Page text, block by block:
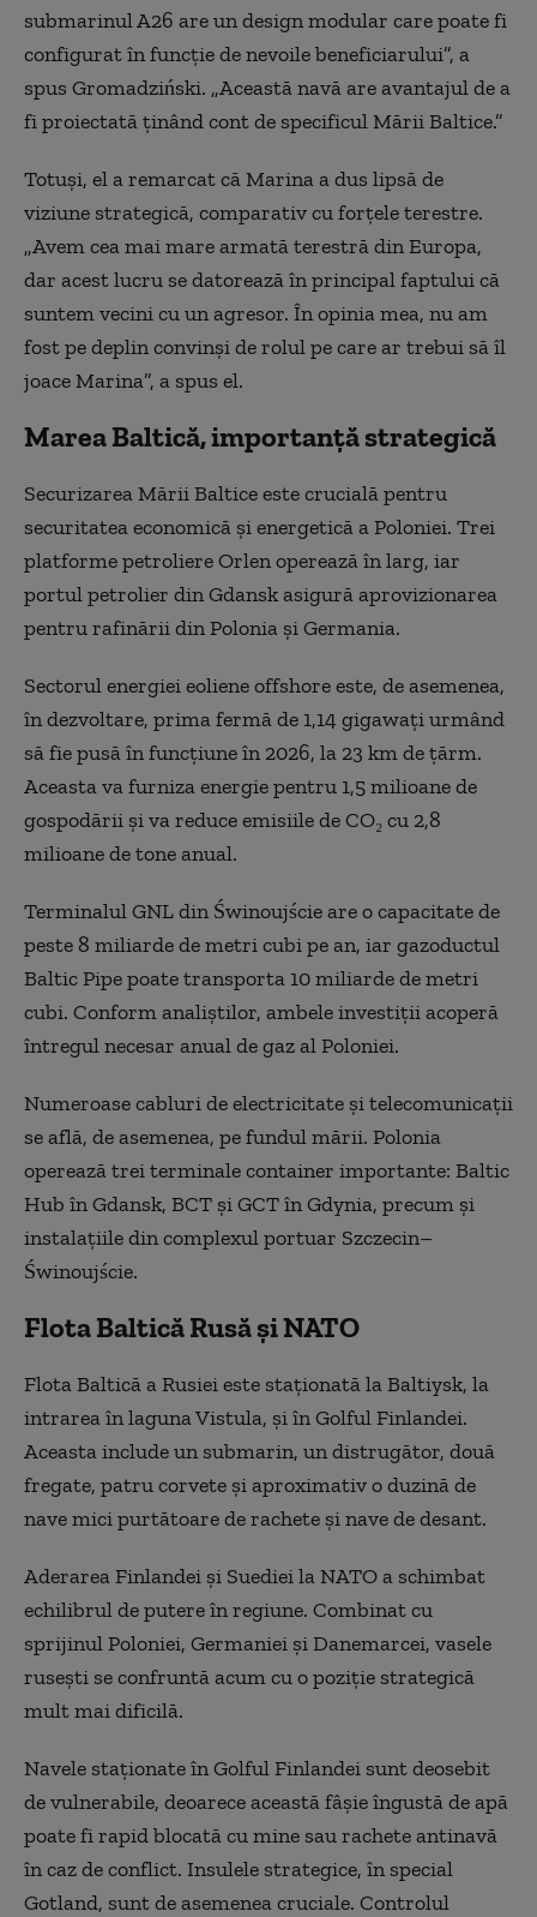
submarinul A26 are un design modular care poate fi
configurat în funcție de nevoile beneficiarului”, a
spus Gromadziński. „Această navă are avantajul de a
fi proiectată ținând cont de specificul Mării Baltice.”
Totuși, el a remarcat că Marina a dus lipsă de
viziune strategică, comparativ cu forțele terestre.
„Avem cea mai mare armată terestră din Europa,
dar acest lucru se datorează în principal faptului că
suntem vecini cu un agresor. În opinia mea, nu am
fost pe deplin convinși de rolul pe care ar trebui să îl
joace Marina”, a spus el.
Marea Baltică, importanță strategică
Securizarea Mării Baltice este crucială pentru
securitatea economică și energetică a Poloniei. Trei
platforme petroliere Orlen operează în larg, iar
portul petrolier din Gdansk asigură aprovizionarea
pentru rafinării din Polonia și Germania.
Sectorul energiei eoliene offshore este, de asemenea,
în dezvoltare, prima fermă de 1,14 gigawați urmând
să fie pusă în funcțiune în 2026, la 23 km de țărm.
Aceasta va furniza energie pentru 1,5 milioane de
gospodării și va reduce emisiile de CO₂ cu 2,8
milioane de tone anual.
Terminalul GNL din Świnoujście are o capacitate de
peste 8 miliarde de metri cubi pe an, iar gazoductul
Baltic Pipe poate transporta 10 miliarde de metri
cubi. Conform analiștilor, ambele investiții acoperă
întregul necesar anual de gaz al Poloniei.
Numeroase cabluri de electricitate și telecomunicații
se află, de asemenea, pe fundul mării. Polonia
operează trei terminale container importante: Baltic
Hub în Gdansk, BCT și GCT în Gdynia, precum și
instalațiile din complexul portuar Szczecin–
Świnoujście.
Flota Baltică Rusă și NATO
Flota Baltică a Rusiei este staționată la Baltiysk, la
intrarea în laguna Vistula, și în Golful Finlandei.
Aceasta include un submarin, un distrugător, două
fregate, patru corvete și aproximativ o duzină de
nave mici purtătoare de rachete și nave de desant.
Aderarea Finlandei și Suediei la NATO a schimbat
echilibrul de putere în regiune. Combinat cu
sprijinul Poloniei, Germaniei și Danemarcei, vasele
rusești se confruntă acum cu o poziție strategică
mult mai dificilă.
Navele staționate în Golful Finlandei sunt deosebit
de vulnerabile, deoarece această fâșie îngustă de apă
poate fi rapid blocată cu mine sau rachete antinavă
în caz de conflict. Insulele strategice, în special
Gotland, sunt de asemenea cruciale. Controlul